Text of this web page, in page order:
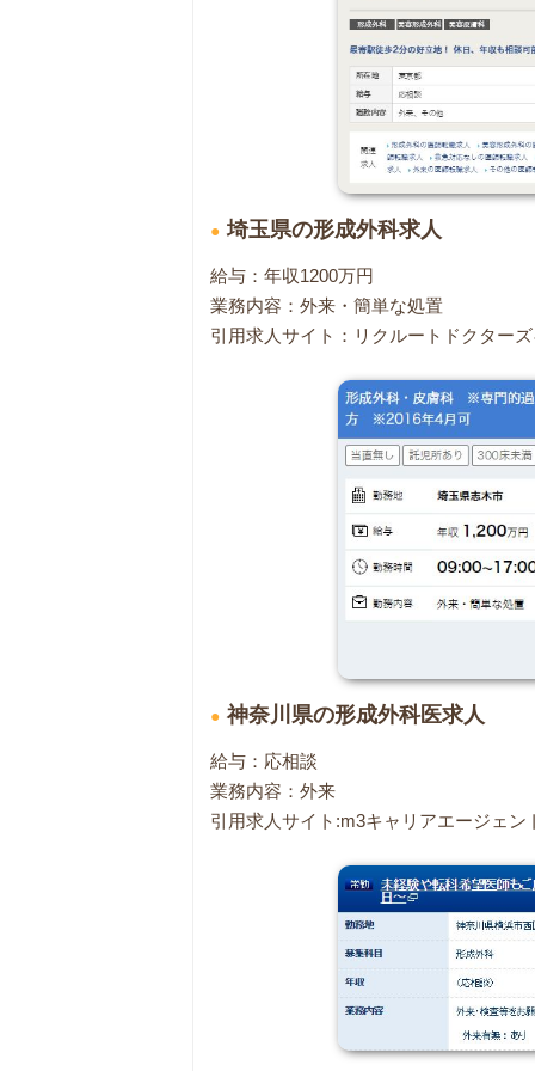
埼玉県の形成外科求人
給与：年収1200万円
業務内容：外来・簡単な処置
引用求人サイト：リクルートドクター
神奈川県の形成外科医求人
給与：応相談
業務内容：外来
引用求人サイト:m3キャリアエージェン